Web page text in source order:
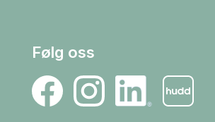
Følg oss